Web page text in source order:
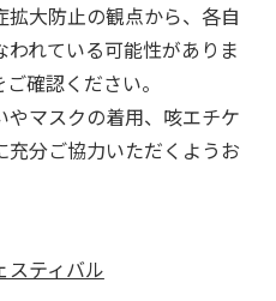
大防止の観点から、各自
れている可能性がありま
確認ください。
やマスクの着用、咳エチケ
充分ご協力いただくようお
スティバル